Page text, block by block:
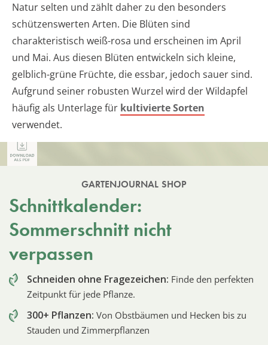
Natur selten und zählt daher zu den besonders
schützenswerten Arten. Die Blüten sind
charakteristisch weiß-rosa und erscheinen im April
und Mai. Aus diesen Blüten entwickeln sich kleine,
gelblich-grüne Früchte, die essbar, jedoch sauer sind.
Aufgrund seiner robusten Wurzel wird der Wildapfel
häufig als Unterlage für kultivierte Sorten
verwendet.
GARTENJOURNAL SHOP
Schnittkalender:
Sommerschnitt nicht
verpassen
Schneiden ohne Fragezeichen: Finde den perfekten
Zeitpunkt für jede Pflanze.
300+ Pflanzen: Von Obstbäumen und Hecken bis zu
Stauden und Zimmerpflanzen